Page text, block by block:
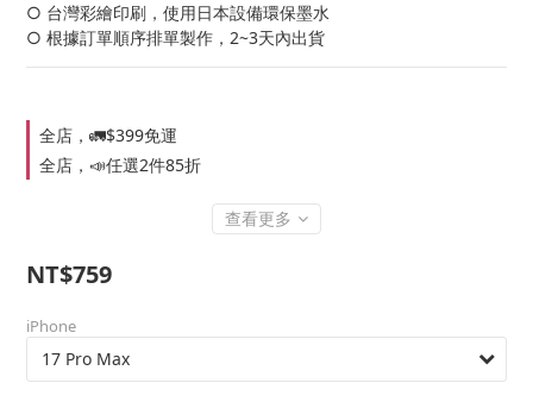
○ 台灣彩繪印刷，使用日本設備環保墨水
○ 根據訂單順序排單製作，2~3天內出貨
全店，🚛$399免運
全店，📣任選2件85折
查看更多
NT$759
iPhone